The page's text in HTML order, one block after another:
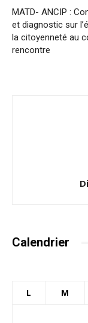
MATD- ANCIP :
et diagnostic sur
la citoyenneté au
rencontre
Calendrier
L M